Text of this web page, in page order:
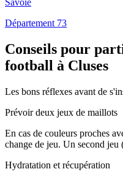
Savoie
Département 73
Conseils pour
football à Cluses
Les bons réflexes avant de
Prévoir deux jeux de maillots
En cas de couleurs proches
change de jeu. Un second jeu
Hydratation et récupération